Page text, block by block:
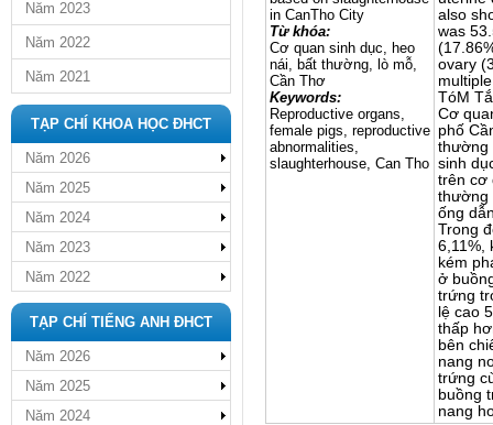
Năm 2023
Năm 2022
Năm 2021
TẠP CHÍ KHOA HỌC ĐHCT
Năm 2026
Năm 2025
Năm 2024
Năm 2023
Năm 2022
TẠP CHÍ TIẾNG ANH ĐHCT
Năm 2026
Năm 2025
Năm 2024
in CanTho City
Từ khóa:
Cơ quan sinh dục, heo
nái, bất thường, lò mỗ,
Cần Thơ
Keywords:
Reproductive organs,
female pigs, reproductive
abnormalities,
slaughterhouse, Can Tho
also
was
ovary
TóM
Cơ
phố
thường
sinh
trên cơ
thường
ống
Trong
6,11%,
kém
ở
trứng
lệ cao
thấp
bên
nang
trứng
buồng
nang